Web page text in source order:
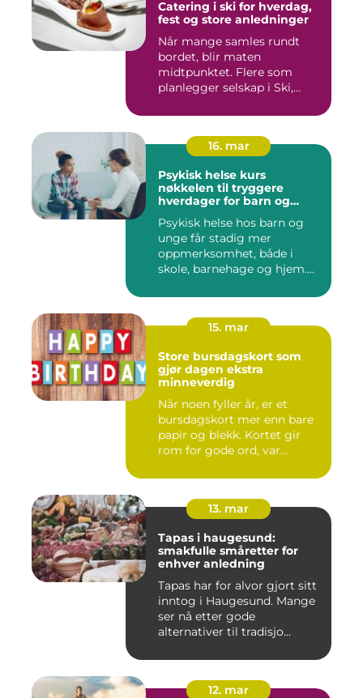
Catering i ski for hverdag,
fest og store anledninger
Når mange samles rundt
bordet, blir maten
midtpunktet. Flere som
planlegger selskap i Ski,
16. mar
Psykisk helse kurs
nøkkelen til tryggere
hverdager for barn og
Psykisk helse hos barn og
unge får stadig mer
oppmerksomhet, både i
skole, barnehage og hjem.
15. mar
Store bursdagskort som
gjør dagen ekstra
minneverdig
Når noen fyller år, er et
bursdagskort mer enn bare
papir og blekk. Kortet gir
rom for gode ord, var...
13. mar
Tapas i haugesund:
smakfulle småretter for
enhver anledning
Tapas har for alvor gjort sitt
inntog i Haugesund. Mange
ser nå etter gode
alternativer til tradisjo...
12. mar